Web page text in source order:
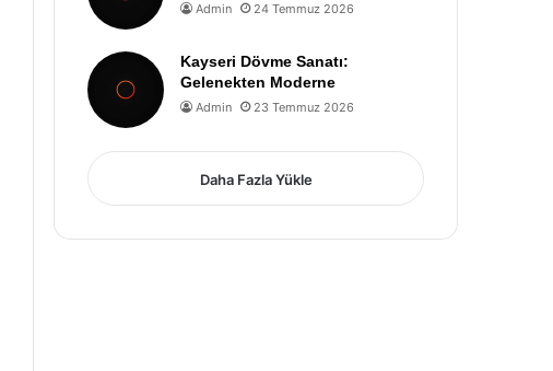
Admin 24 Temmuz 2026
Kayseri Dövme Sanatı:
Gelenekten Moderne
Admin 23 Temmuz 2026
Daha Fazla Yükle